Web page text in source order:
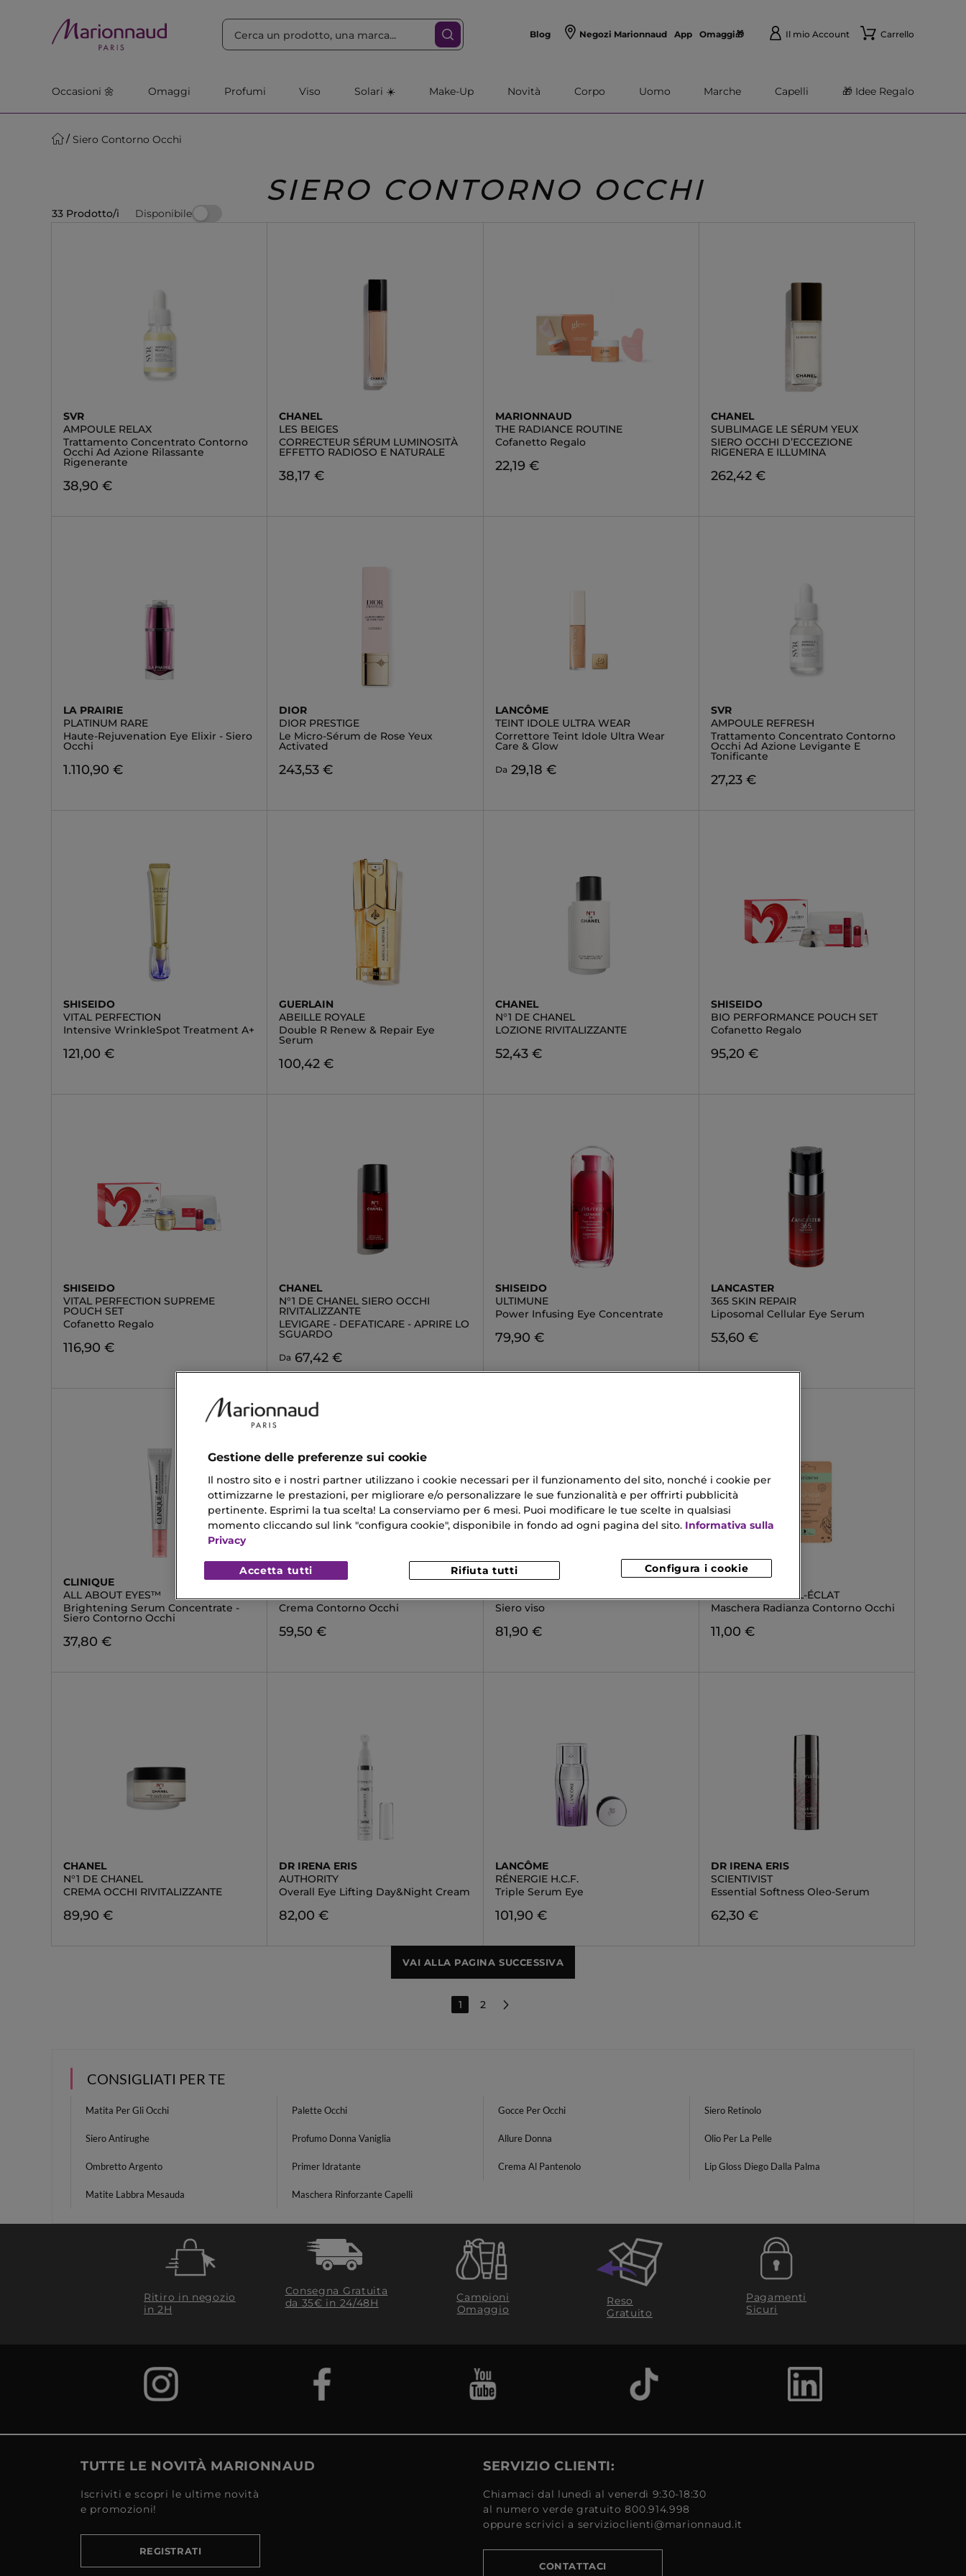
Blog Negozi Marionnaud App Omaggi🎁 Il mio Account Carrello
Occasioni 🌼 Omaggi Profumi Viso Solari ☀️ Make-Up Novità Corpo Uomo Marche Capelli 🎁 Idee Regalo
Siero Contorno Occhi
SIERO CONTORNO OCCHI
33 Prodotto/i Disponibile
SVR
AMPOULE RELAX
Trattamento Concentrato Contorno
Occhi Ad Azione Rilassante
Rigenerante
38,90 €
CHANEL
LES BEIGES
CORRECTEUR SÉRUM LUMINOSITÀ
EFFETTO RADIOSO E NATURALE
38,17 €
MARIONNAUD
THE RADIANCE ROUTINE
Cofanetto Regalo
22,19 €
CHANEL
SUBLIMAGE LE SÉRUM YEUX
SIERO OCCHI D’ECCEZIONE
RIGENERA E ILLUMINA
262,42 €
LA PRAIRIE
PLATINUM RARE
Haute-Rejuvenation Eye Elixir - Siero
Occhi
1.110,90 €
DIOR
DIOR PRESTIGE
Le Micro-Sérum de Rose Yeux
Activated
243,53 €
LANCÔME
TEINT IDOLE ULTRA WEAR
Correttore Teint Idole Ultra Wear
Care & Glow
Da 29,18 €
SVR
AMPOULE REFRESH
Trattamento Concentrato Contorno
Occhi Ad Azione Levigante E
Tonificante
27,23 €
SHISEIDO
VITAL PERFECTION
Intensive WrinkleSpot Treatment A+
121,00 €
GUERLAIN
ABEILLE ROYALE
Double R Renew & Repair Eye
Serum
100,42 €
CHANEL
N°1 DE CHANEL
LOZIONE RIVITALIZZANTE
52,43 €
SHISEIDO
BIO PERFORMANCE POUCH SET
Cofanetto Regalo
95,20 €
SHISEIDO
VITAL PERFECTION SUPREME
POUCH SET
Cofanetto Regalo
116,90 €
CHANEL
N°1 DE CHANEL SIERO OCCHI
RIVITALIZZANTE
LEVIGARE - DEFATICARE - APRIRE LO
SGUARDO
Da 67,42 €
SHISEIDO
ULTIMUNE
Power Infusing Eye Concentrate
79,90 €
LANCASTER
365 SKIN REPAIR
Liposomal Cellular Eye Serum
53,60 €
CLINIQUE
ALL ABOUT EYES™
Brightening Serum Concentrate -
Siero Contorno Occhi
37,80 €
GIVENCHY
Crema Contorno Occhi
59,50 €
CLARINS
Siero viso
81,90 €
QIRINESS
WRAP YEUX HYAL-ÉCLAT
Maschera Radianza Contorno Occhi
11,00 €
CHANEL
N°1 DE CHANEL
CREMA OCCHI RIVITALIZZANTE
89,90 €
DR IRENA ERIS
AUTHORITY
Overall Eye Lifting Day&Night Cream
82,00 €
LANCÔME
RÉNERGIE H.C.F.
Triple Serum Eye
101,90 €
DR IRENA ERIS
SCIENTIVIST
Essential Softness Oleo-Serum
62,30 €
VAI ALLA PAGINA SUCCESSIVA
1 2
CONSIGLIATI PER TE
Matita Per Gli Occhi Palette Occhi Gocce Per Occhi Siero Retinolo
Siero Antirughe Profumo Donna Vaniglia Allure Donna Olio Per La Pelle
Ombretto Argento Primer Idratante Crema Al Pantenolo Lip Gloss Diego Dalla Palma
Matite Labbra Mesauda Maschera Rinforzante Capelli
Ritiro in negozio
in 2H
Consegna Gratuita
da 35€​ in 24/48H
Campioni
Omaggio
Reso
Gratuito
Pagamenti
Sicuri
TUTTE LE NOVITÀ MARIONNAUD
Iscriviti e scopri le ultime novità
e promozioni!
REGISTRATI
SERVIZIO CLIENTI:
Chiamaci dal lunedì al venerdì 9:30-18:30
al numero verde gratuito 800.914.998
oppure scrivici a servizioclienti@marionnaud.it
CONTATTACI
Gestione delle preferenze sui cookie
Il nostro sito e i nostri partner utilizzano i cookie necessari per il funzionamento del sito, nonché i cookie per
ottimizzarne le prestazioni, per migliorare e/o personalizzare le sue funzionalità e per offrirti pubblicità
pertinente. Esprimi la tua scelta! La conserviamo per 6 mesi. Puoi modificare le tue scelte in qualsiasi
momento cliccando sul link "configura cookie", disponibile in fondo ad ogni pagina del sito. Informativa sulla
Privacy
Configura i cookie
Rifiuta tutti
Accetta tutti